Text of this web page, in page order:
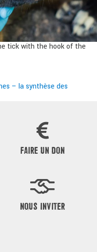
tick with the hook of the
– la synthèse des
FAIRE UN DON
NOUS INVITER